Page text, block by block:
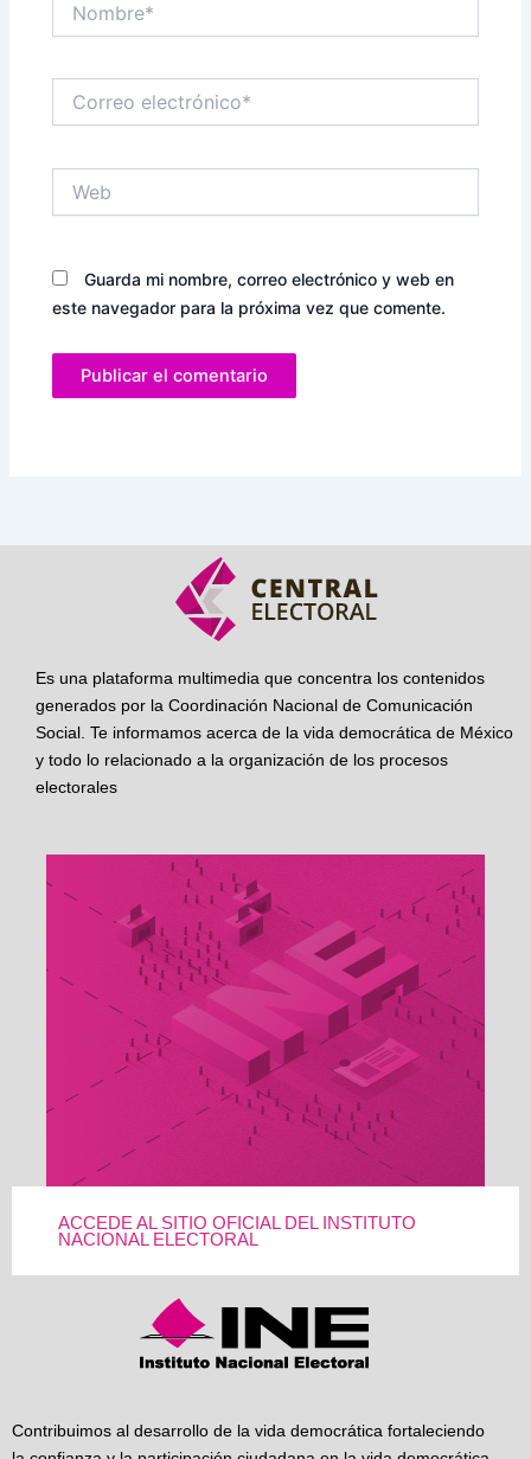
electrónico*
Guarda mi nombre, correo electrónico y web en
este navegador para la próxima vez que comente.
Es una plataforma multimedia que concentra los contenidos
generados por la Coordinación Nacional de Comunicación
Social. Te informamos acerca de la vida democrática de México
y todo lo relacionado a la organización de los procesos
electorales
ACCEDE AL SITIO OFICIAL DEL INSTITUTO
NACIONAL ELECTORAL
Contribuimos al desarrollo de la vida democrática fortaleciendo